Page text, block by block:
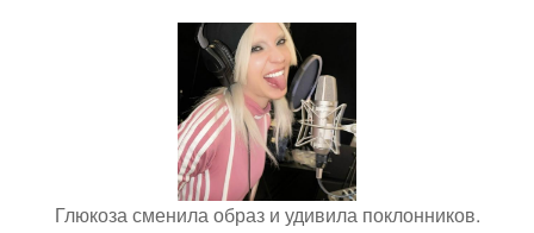
Глюкоза сменила образ и удивила поклонников.